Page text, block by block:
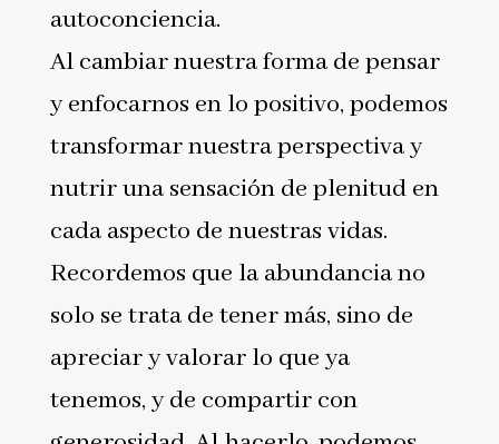
autoconciencia.
Al cambiar nuestra forma de pensar
y enfocarnos en lo positivo, podemos
transformar nuestra perspectiva y
nutrir una sensación de plenitud en
cada aspecto de nuestras vidas.
Recordemos que la abundancia no
solo se trata de tener más, sino de
apreciar y valorar lo que ya
tenemos, y de compartir con